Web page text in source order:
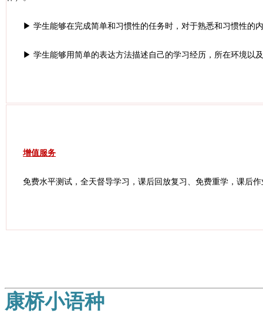
▶ 学生能够在完成简单和习惯性的任务时，对于熟悉和习惯性的
▶ 学生能够用简单的表达方法描述自己的学习经历，所在环境以
增值服务
免费水平测试，全天督导学习，课后回放复习、免费重学，课后
康桥小语种